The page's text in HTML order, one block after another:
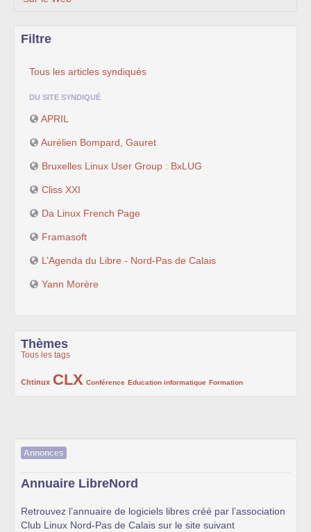
Filtre
Tous les articles syndiqués
DU SITE SYNDIQUÉ
APRIL
Aurélien Bompard, Gauret
Bruxelles Linux User Group : BxLUG
Cliss XXI
Da Linux French Page
Framasoft
L’Agenda du Libre - Nord-Pas de Calais
Yann Morère
Thèmes
Tous les tags
Chtinux
222/1002CLX
1002/1002 Conférence
132/1002 Education informatique
119/1002 Formation
168/1002
Annonces
Annuaire LibreNord
Retrouvez l’annuaire de logiciels libres créé par l’association
Club Linux Nord-Pas de Calais sur le site suivant